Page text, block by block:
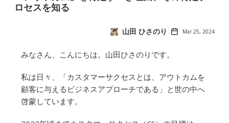
ロセスを知る
山田 ひさのり Mar 25, 2024
みなさん、こんにちは。山田ひさのりです。
私は日々、「カスタマーサクセスとは、アウトカムを
顧客に与えるビジネスアプローチである」と世の中へ
啓蒙しています。